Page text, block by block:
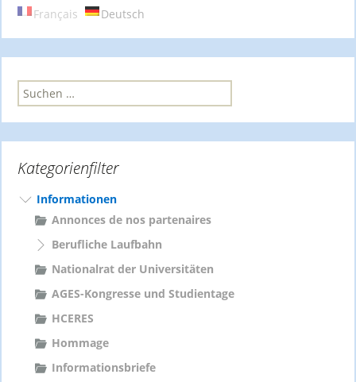
Français Deutsch
S
u
n
a
Kategorienfilter
Informationen
Annonces de nos partenaires
Berufliche Laufbahn
Nationalrat der Universitäten
AGES-Kongresse und Studientage
HCERES
Hommage
Informationsbriefe